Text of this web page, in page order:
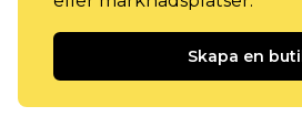
Skapa en